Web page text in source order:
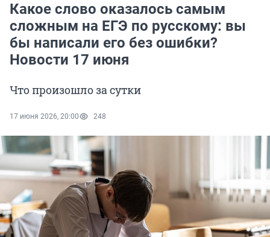
Какое слово оказалось самым
сложным на ЕГЭ по русскому: вы
бы написали его без ошибки?
Новости 17 июня
Что произошло за сутки
17 июня 2026, 20:00 248